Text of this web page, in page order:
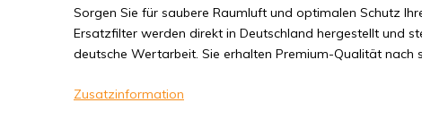
Sorgen Sie für saubere Raumluft und optimalen Schutz
Ersatzfilter werden direkt in Deutschland hergestellt und
deutsche Wertarbeit. Sie erhalten Premium-Qualität nach
Zusatzinformation